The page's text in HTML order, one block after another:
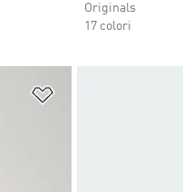
Originals
17 colori